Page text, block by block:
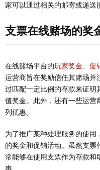
家可以通过相关的邮寄或递送
支票在线赌场的奖
在线赌场平台的玩家奖金、促
运营商旨在奖励信任其赌场并
过匹配一定比例的存款来证
值奖金。此外，还有一些运营
列优惠。
为了推广某种处理服务的使
的奖金和促销活动。虽然支票
常能够在使用支票作为存款和
惠。